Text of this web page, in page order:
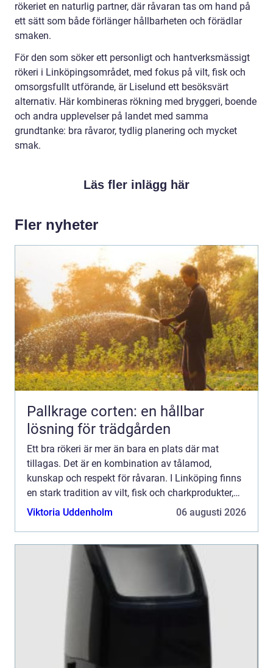
rökeriet en naturlig partner, där råvaran tas om hand på
ett sätt som både förlänger hållbarheten och förädlar
smaken.
För den som söker ett personligt och hantverksmässigt
rökeri i Linköpingsområdet, med fokus på vilt, fisk och
omsorgsfullt utförande, är Liselund ett besöksvärt
alternativ. Här kombineras rökning med bryggeri, boende
och andra upplevelser på landet med samma
grundtanke: bra råvaror, tydlig planering och mycket
smak.
Läs fler inlägg här
Fler nyheter
Pallkrage corten: en hållbar
lösning för trädgården
Ett bra rökeri är mer än bara en plats där mat
tillagas. Det är en kombination av tålamod,
kunskap och respekt för råvaran. I Linköping finns
en stark tradition av vilt, fisk och charkprodukter,
och intresset för hantverksmässig rökning har
Viktoria Uddenholm 06 augusti 2026